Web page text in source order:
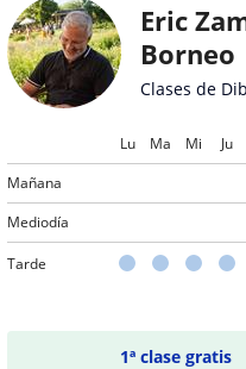
Eric
Borneo
Clases de
Lu Ma Mi Ju
Mañana
Mediodía
Tarde
1ª clase gratis